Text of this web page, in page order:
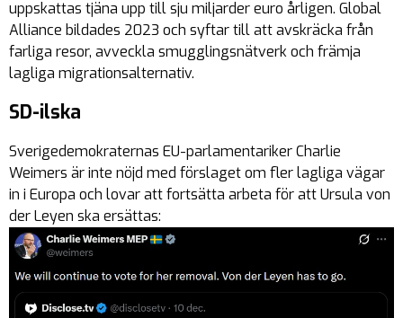
uppskattas tjäna upp till sju miljarder euro årligen. Global
Alliance bildades 2023 och syftar till att avskräcka från
farliga resor, avveckla smugglingsnätverk och främja
lagliga migrationsalternativ.
SD-ilska
Sverigedemokraternas EU-parlamentariker Charlie
Weimers är inte nöjd med förslaget om fler lagliga vägar
in i Europa och lovar att fortsätta arbeta för att Ursula von
der Leyen ska ersättas: